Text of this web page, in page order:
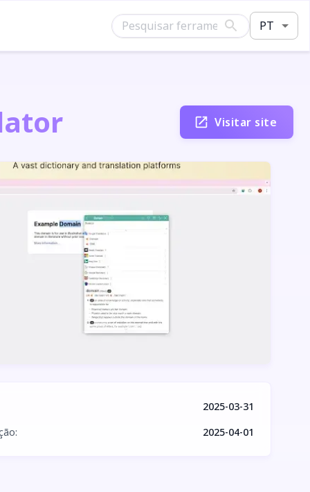
PT
Visitar site
2025-03-31
: 2025-04-01